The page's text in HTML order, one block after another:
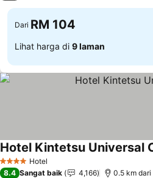
Dari RM 104
Lihat harga di 9 laman
4 BintangHotel
Hotel Kintetsu Universal
8.4 Sangat baik 4,166 0.5 km